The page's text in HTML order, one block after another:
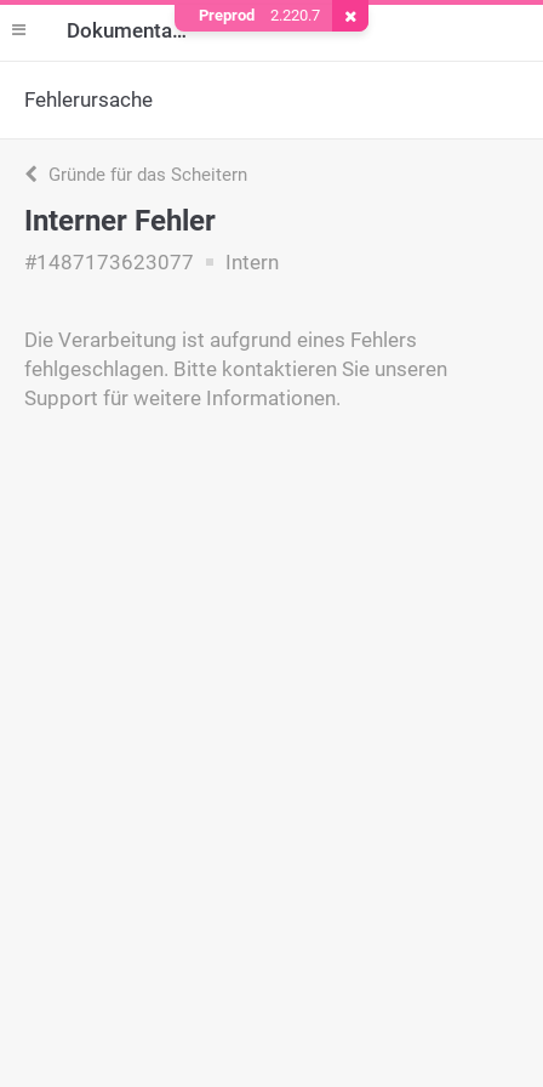
Dokumentation
Fehlerursache
Gründe für das Scheitern
Interner Fehler
#1487173623077 Intern
Die Verarbeitung ist aufgrund eines Fehlers
fehlgeschlagen. Bitte kontaktieren Sie unseren
Support für weitere Informationen.
Preprod 2.220.7 Cookie entfernen